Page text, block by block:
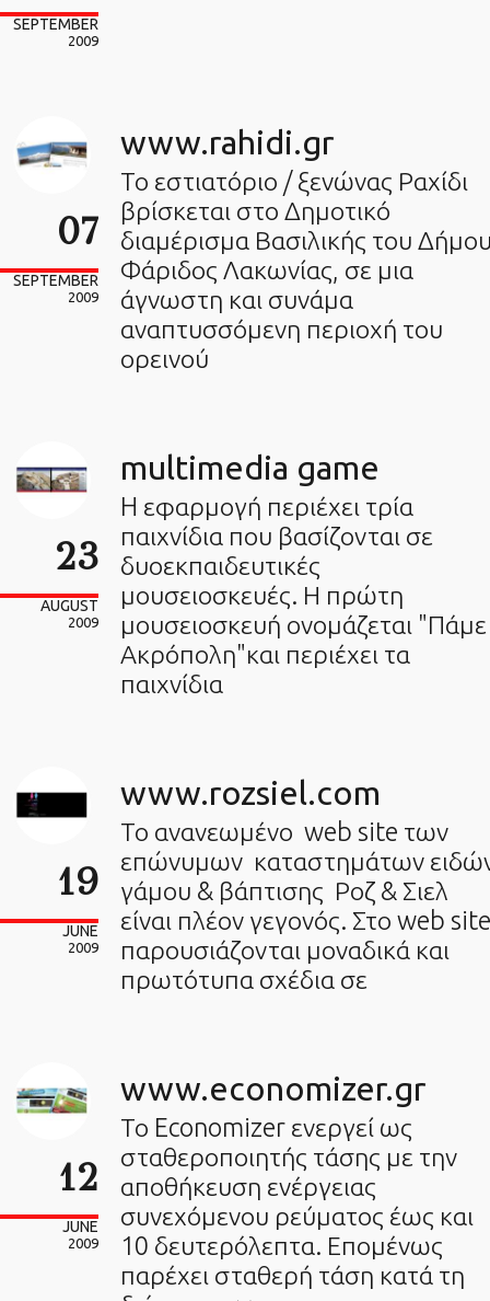
SEPTEMBER
2009
07
SEPTEMBER
2009
www.rahidi.gr
Το εστιατόριο / ξενώνας Ραχίδι
βρίσκεται στο Δημοτικό
διαμέρισμα Βασιλικής του
Φάριδος Λακωνίας, σε μια
άγνωστη και συνάμα
αναπτυσσόμενη περιοχή του
ορεινού
23
AUGUST
2009
multimedia game
H εφαρμογή περιέχει τρία
παιχνίδια που βασίζονται σε
δυοεκπαιδευτικές
μουσειοσκευές. Η πρώτη
μουσειοσκευή ονομάζεται "Πάμε
Ακρόπολη"και περιέχει τα
παιχνίδια
19
JUNE
2009
www.rozsiel.com
Το ανανεωμένο web site των
επώνυμων καταστημάτων
γάμου & βάπτισης Ροζ & Σιελ
είναι πλέον γεγονός. Στο web site
παρουσιάζονται μοναδικά και
πρωτότυπα σχέδια σε
12
JUNE
2009
www.economizer.gr
Το Economizer ενεργεί ως
σταθεροποιητής τάσης με την
αποθήκευση ενέργειας
συνεχόμενου ρεύματος έως και
10 δευτερόλεπτα. Επομένως
παρέχει σταθερή τάση κατά τη